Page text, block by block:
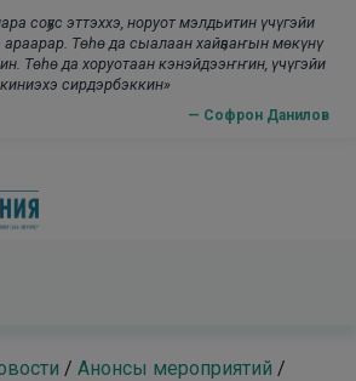
соҕус эттэххэ, норуот мэлдьитин үчүгэйи
Төһө да сыалаан хайҕааҥын мөкүнү
Төһө да хоруотаан кэнэйдээҥҥин, үчүгэйи
киниэхэ сирдэрбэккин»
— Софрон Данилов
/ Анонсы мероприятий /